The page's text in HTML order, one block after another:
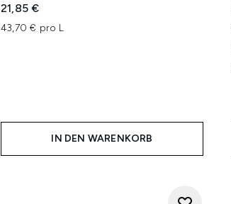
21,85 €
43,70 € pro L
IN DEN WARENKORB